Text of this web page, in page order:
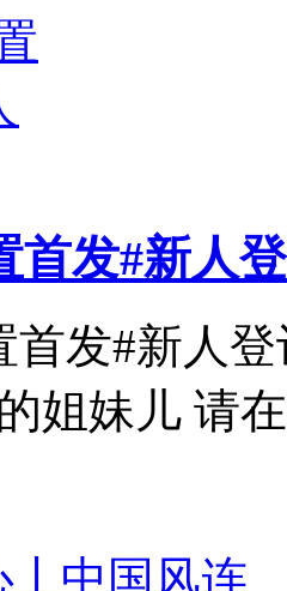
首发#新人
首发#新人
姐妹儿 请